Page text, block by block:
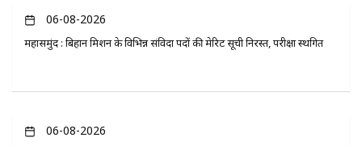
06-08-2026
महासमुंद : बिहान मिशन के विभिन्न संविदा पदों की मेरिट सूची निरस्त, परीक्षा स्थगित
06-08-2026